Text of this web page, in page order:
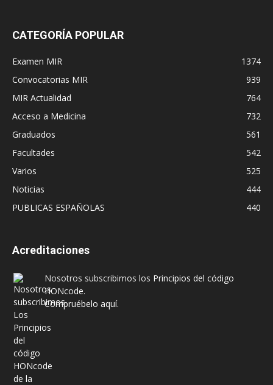
CATEGORÍA POPULAR
Examen MIR
1374
Convocatorias MIR
939
MIR Actualidad
764
Acceso a Medicina
732
Graduados
561
Facultades
542
Varios
525
Noticias
444
PUBLICAS ESPAÑOLAS
440
Acreditaciones
Nosotros subscribimos los Principios del código
HONcode.
Compruébelo aquí.